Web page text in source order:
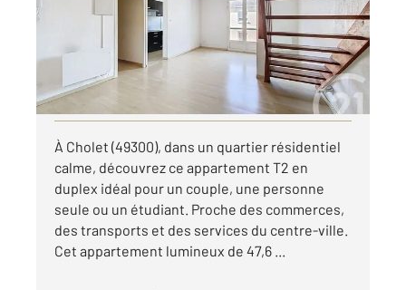
Appartement T2 à louer
600 €
par mois charges comprises
Visiter le site dédié
À Cholet (49300), dans un quartier résidentiel
calme, découvrez ce appartement T2 en
duplex idéal pour un couple, une personne
seule ou un étudiant. Proche des commerces,
des transports et des services du centre-ville.
Cet appartement lumineux de 47,6 ...